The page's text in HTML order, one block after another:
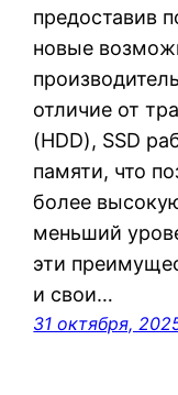
предоставив
новые
отличие от
(HDD), SSD
памяти, что
более
меньший
эти
и свои…
31 октября,